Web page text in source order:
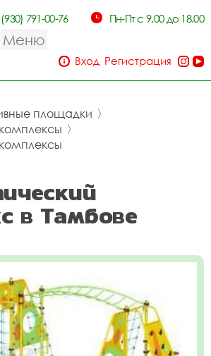
791-00-76 Пн-Пт с 9.00 до 18.00
Меню
Вход Регистрация
площадки 〉
〉
в Тамбове